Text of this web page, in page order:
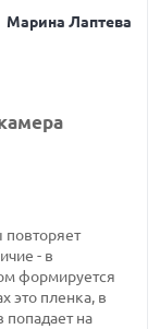
Марина Лаптева
- в
формируется
это пленка, в
попадает на